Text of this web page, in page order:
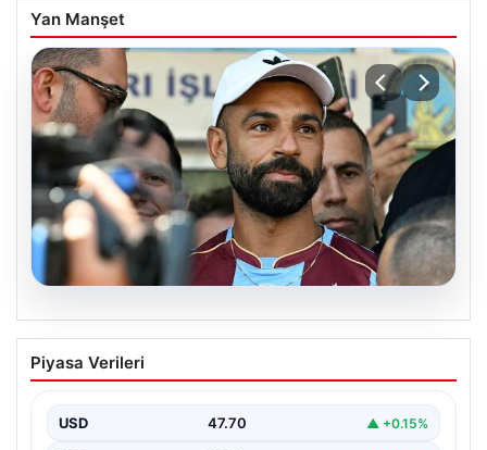
Yan Manşet
06.08.2026
Salah’ın Trabzonspor tercihi sonrası
olay sözler! “Onu orada görünce…”
Piyasa Verileri
USD 47.70 ▲ +0.15%